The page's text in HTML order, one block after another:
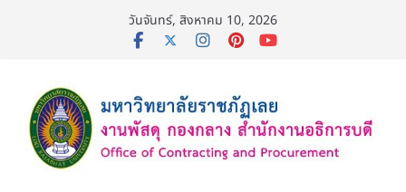
วันจันทร์, สิงหาคม 10, 2026